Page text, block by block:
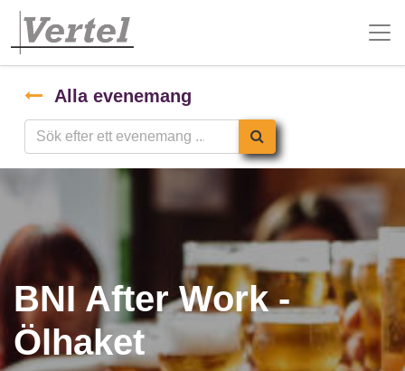
Alla evenemang
BNI After Work -
Ölhaket